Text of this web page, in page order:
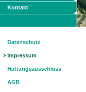
Kontakt
Datenschutz
Impressum
Haftungsausschluss
AGB